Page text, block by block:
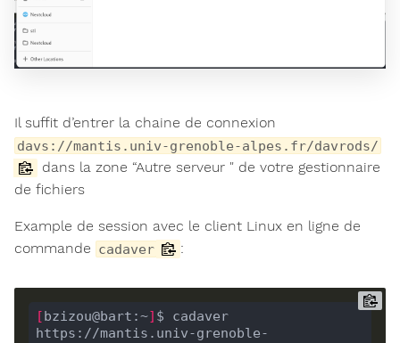
Il suffit d’entrer la chaine de connexion
davs://mantis.univ-grenoble-alpes.fr/davrods/
dans la zone “Autre serveur " de votre gestionnaire
de fichiers
Example de session avec le client Linux en ligne de
commande cadaver :
[ bzizou@bart:~] $ cadaver
https://mantis.univ-grenoble-